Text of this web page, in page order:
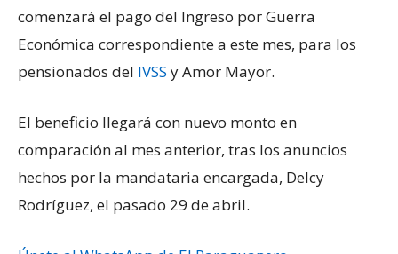
comenzará el pago del Ingreso por Guerra
Económica correspondiente a este mes, para los
pensionados del IVSS y Amor Mayor.
El beneficio llegará con nuevo monto en
comparación al mes anterior, tras los anuncios
hechos por la mandataria encargada, Delcy
Rodríguez, el pasado 29 de abril.